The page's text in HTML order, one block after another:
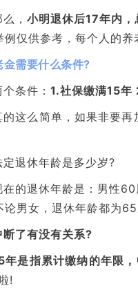
， 小明退休后17年内，
例仅供参考，每个人的养
金需要什么条件?
个条件： 1.社保缴满15年
的这么简单，如果非要
定退休年龄是多少岁?
在的退休年龄是：男性
论男女，退休年龄都为65
断了有没有关系?
年是指累计缴纳的年限
!